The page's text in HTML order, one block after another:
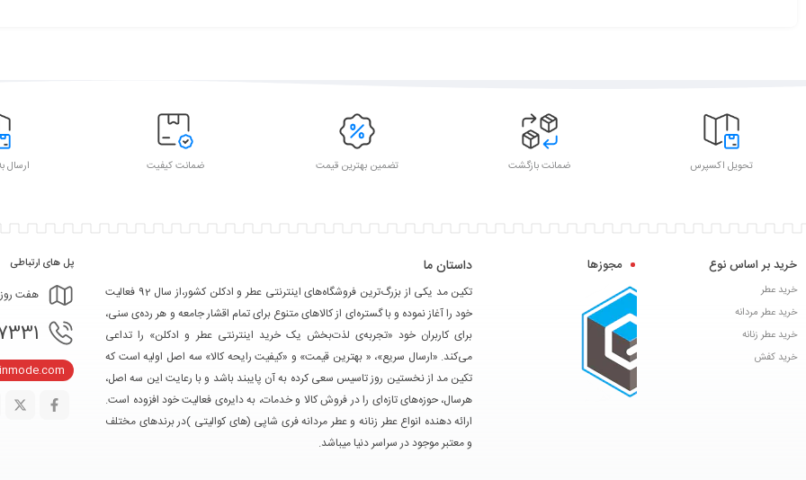
تحویل اکسپرس ضمانت بازگشت تضمین بهترین قیمت ضمانت کیفیت ارسال
خرید بر اساس نوع
خرید عطر
خرید عطر مردانه
خرید عطر زنانه
خرید کفش
مجوزها داستان ما
تکین مد یکی از بزرگ‌ترین فروشگاه‌های اینترنتی عطر و ادکلن کشور،از سال 92 فعالیت
خود را آغاز نموده و با گستره‌ای از کالاهای متنوع برای تمام اقشار جامعه و هر رده‌ی سنی،
برای کاربران خود «تجربه‌ی لذت‌بخش یک خرید اینترنتی عطر و ادکلن» را تداعی
می‌کند. «ارسال سریع»، « بهترین قیمت» و «کیفیت رایحه کالا» سه اصل اولیه است که
تکین مد از نخستین روز تاسیس سعی کرده به آن پایبند باشد و با رعایت این سه اصل،
هرسال، حوزه‌های تازه‌ای را در فروش کالا و خدمات، به دایره‌ی فعالیت خود افزوده است.
ارائه دهنده انواع عطر زنانه و عطر مردانه فری شاپی (های کوالیتی )در برندهای مختلف
و معتبر موجود در سراسر دنیا میباشد.
پل های ارتباطی
هفت روز هفته، ۲۴ ساعت